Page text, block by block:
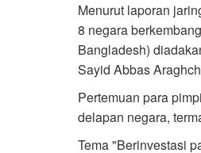
Menurut laporan
8 negara
Bangladesh)
Sayid Abbas
Pertemuan para
delapan negara,
Tema "Berinvestasi